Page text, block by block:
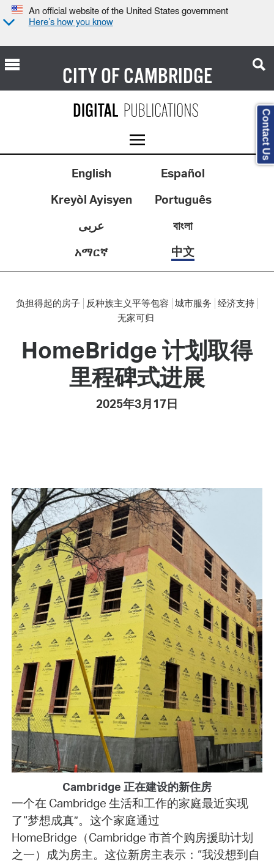
An official website of the United States government
Here’s how you know
CITY OFCAMBRIDGE
English
Español
Kreyòl Ayisyen
Português
عربى
বাংলা
አማርኛ
中文
负担得起的房子 反种族主义平等包容 城市服务 经济支持
无家可归
HomeBridge 计划取得
里程碑式进展
2025年3月17日
Cambridge 正在建设的新住房
一个在 Cambridge 生活和工作的家庭最近实现
了“梦想成真”。这个家庭通过
HomeBridge（Cambridge 市首个购房援助计划
之一）成为房主。这位新房主表示：“我没想到自
Contact Us